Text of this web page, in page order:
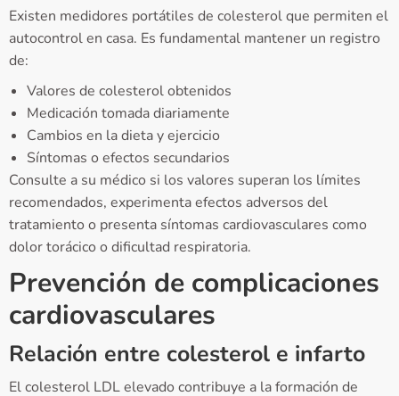
Existen medidores portátiles de colesterol que permiten el
autocontrol en casa. Es fundamental mantener un registro
de:
Valores de colesterol obtenidos
Medicación tomada diariamente
Cambios en la dieta y ejercicio
Síntomas o efectos secundarios
Consulte a su médico si los valores superan los límites
recomendados, experimenta efectos adversos del
tratamiento o presenta síntomas cardiovasculares como
dolor torácico o dificultad respiratoria.
Prevención de complicaciones
cardiovasculares
Relación entre colesterol e infarto
El colesterol LDL elevado contribuye a la formación de